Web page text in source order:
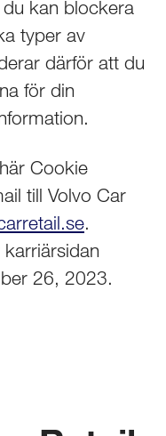
kan blockera
typer av
därför att du
för din
Cookie
till Volvo Car
.
26, 2023.